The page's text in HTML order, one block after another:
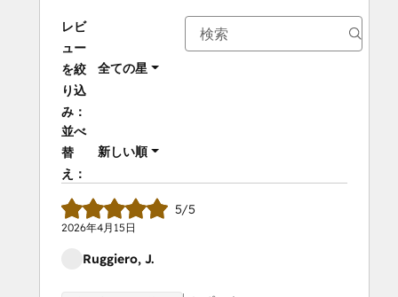
レビ
ュー
を絞
り込
み：
全ての星
並べ
替
え：
新しい順
5/5
2026年4月15日
Ruggiero, J.